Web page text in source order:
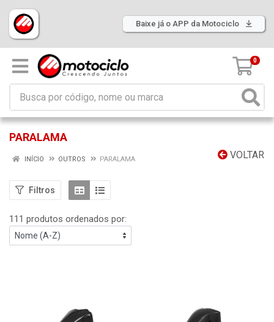
Baixe já o APP da Motociclo
0
PARALAMA
VOLTAR
INÍCIO OUTROS PARALAMA
Filtros
111 produtos ordenados por: